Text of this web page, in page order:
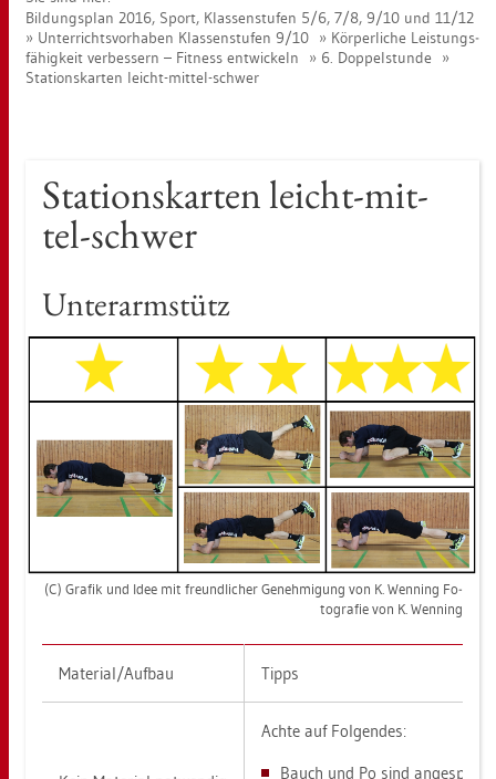
Bil­dungs­plan 2016, Sport, Klas­sen­stu­fen 5/6, 7/8, 9/10 und 11/12
Un­ter­richts­vor­ha­ben Klas­sen­stu­fen 9/10
Kör­per­li­che Leis­tungs­
fä­hig­keit ver­bes­sern – Fit­ness ent­wi­ckeln
6. Dop­pel­stun­de
Sta­ti­ons­kar­ten leicht-mit­tel-schwer
Sta­ti­ons­kar­ten leicht-mit­
tel-schwer
Un­ter­arm­stütz
(C) Gra­fik und Idee mit freund­li­cher Ge­neh­mi­gung von K. Wen­ning Fo­
to­gra­fie von K. Wen­ning
Ma­te­ri­al/Auf­bau Tipps
Achte auf Fol­gen­des:
Bauch und Po sind an­ge­spannt